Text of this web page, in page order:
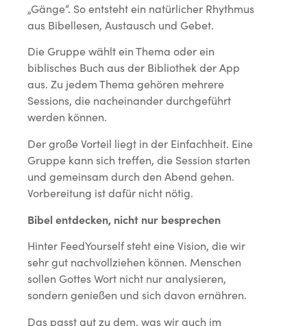
„Gänge“. So entsteht ein natürlicher Rhythmus
aus Bibellesen, Austausch und Gebet.
Die Gruppe wählt ein Thema oder ein
biblisches Buch aus der Bibliothek der App
aus. Zu jedem Thema gehören mehrere
Sessions, die nacheinander durchgeführt
werden können.
Der große Vorteil liegt in der Einfachheit. Eine
Gruppe kann sich treffen, die Session starten
und gemeinsam durch den Abend gehen.
Vorbereitung ist dafür nicht nötig.
Bibel entdecken, nicht nur besprechen
Hinter FeedYourself steht eine Vision, die wir
sehr gut nachvollziehen können. Menschen
sollen Gottes Wort nicht nur analysieren,
sondern genießen und sich davon ernähren.
Das passt gut zu dem, was wir auch im